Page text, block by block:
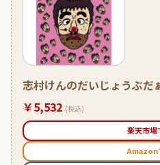
志村けんのだいじょうぶだ
￥5,532 (税込)
楽天市場
Amazon